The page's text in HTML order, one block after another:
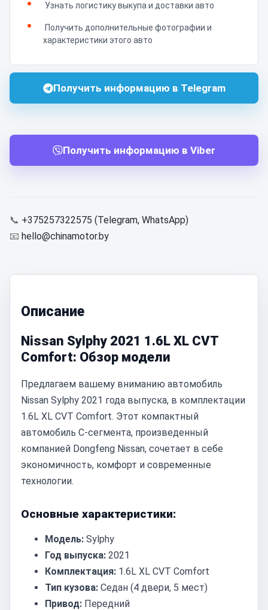
Узнать логистику выкупа и доставки авто
Получить дополнительные фотографии и
характеристики этого авто
Получить информацию в Telegram
Получить информацию в Viber
📞 +375257322575 (Telegram, WhatsApp)
📧 hello@chinamotor.by
Описание
Nissan Sylphy 2021 1.6L XL CVT
Comfort: Обзор модели
Предлагаем вашему вниманию автомобиль
Nissan Sylphy 2021 года выпуска, в комплектации
1.6L XL CVT Comfort. Этот компактный
автомобиль C-сегмента, произведенный
компанией Dongfeng Nissan, сочетает в себе
экономичность, комфорт и современные
технологии.
Основные характеристики:
Модель: Sylphy
Год выпуска: 2021
Комплектация: 1.6L XL CVT Comfort
Тип кузова: Седан (4 двери, 5 мест)
Привод: Передний